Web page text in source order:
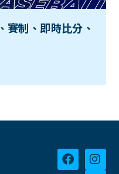
制、即時比分、